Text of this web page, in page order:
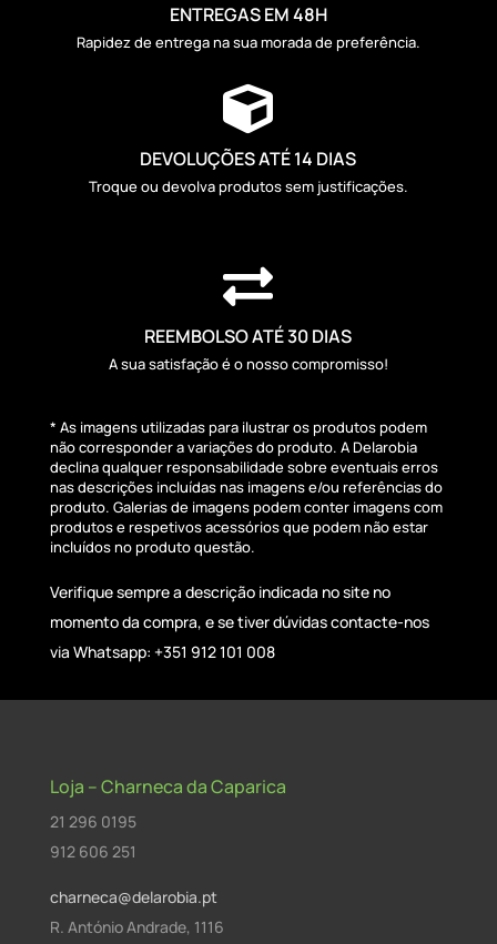
ENTREGAS EM 48H
Rapidez de entrega na sua morada de preferência.

DEVOLUÇÕES ATÉ 14 DIAS
Troque ou devolva produtos sem justificações.

REEMBOLSO ATÉ 30 DIAS
A sua satisfação é o nosso compromisso!
* As imagens utilizadas para ilustrar os produtos podem
não corresponder a variações do produto. A Delarobia
declina qualquer responsabilidade sobre eventuais erros
nas descrições incluídas nas imagens e/ou referências do
produto. Galerias de imagens podem conter imagens com
produtos e respetivos acessórios que podem não estar
incluídos no produto questão.
Verifique sempre a descrição indicada no site no
momento da compra, e se tiver dúvidas contacte-nos
via Whatsapp: +351 912 101 008
Loja – Charneca da Caparica
21 296 0195
912 606 251
charneca@delarobia.pt
R. António Andrade, 1116